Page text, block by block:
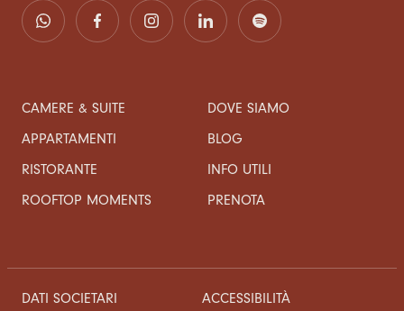
CAMERE & SUITE
APPARTAMENTI
RISTORANTE
ROOFTOP MOMENTS
DOVE SIAMO
BLOG
INFO UTILI
PRENOTA
DATI SOCIETARI ACCESSIBILITÀ